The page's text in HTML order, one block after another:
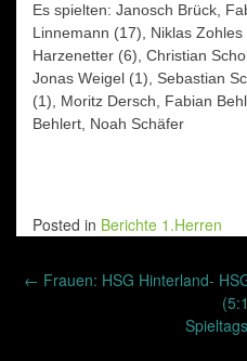
Es spielten: Janosch Brück,
Linnemann (17), Niklas
Harzenetter (6), Christian
Jonas Weigel (1), Sebastian
(1), Moritz Dersch, Fabian
Behlert, Noah Schäfer
Posted in Berichte 1.Herren
Post
← Frauen: HSG Hinterland-